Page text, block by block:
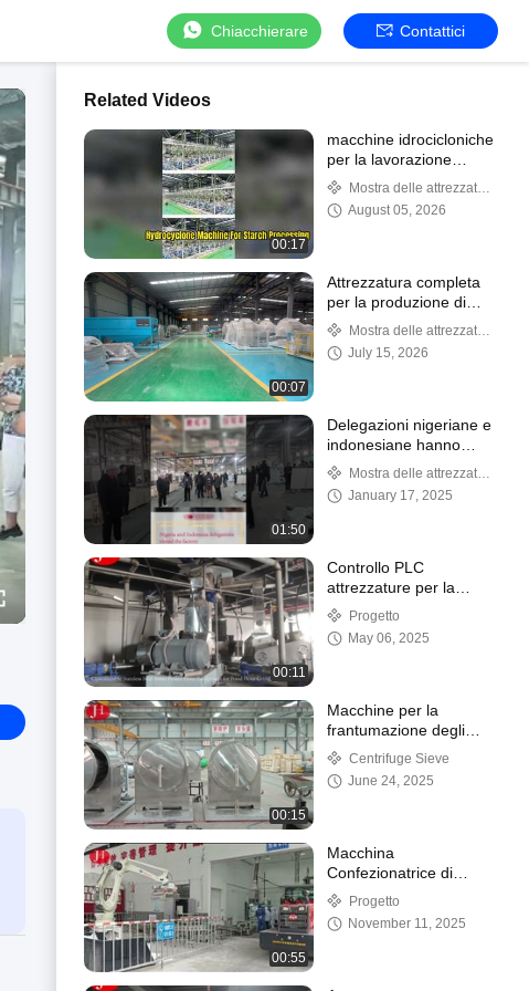
Chiacchierare Contattici
Related Videos
00:17
macchine idrocicloniche
per la lavorazione
dell'amido
Mostra delle attrezzature
di fabbrica
August 05, 2026
00:07
Attrezzatura completa
per la produzione di
tapioca con macchina
per la lavorazione
dell'amido di manioca in
Mostra delle attrezzature
di fabbrica
July 15, 2026
01:50
Delegazioni nigeriane e
indonesiane hanno
visitato la fabbrica
Mostra delle attrezzature
di fabbrica
January 17, 2025
00:11
Controllo PLC
attrezzature per la
farina di patate dolci per
la lavorazione e la
produzione continue
Progetto
May 06, 2025
00:15
Macchine per la
frantumazione degli
alimenti industriali /
macchine per il taglio
del manioca struttura
Centrifuge Sieve
June 24, 2025
00:55
Macchina
Confezionatrice di
Cassava ad Alta
Capacità
Progetto
November 11, 2025